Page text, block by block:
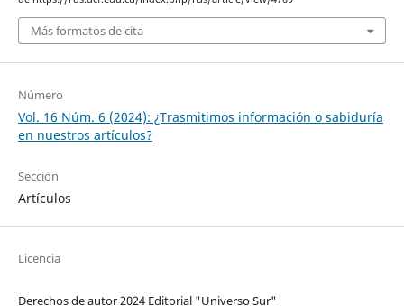
Más formatos de cita
Número
Vol. 16 Núm. 6 (2024): ¿Trasmitimos información o sabiduría
en nuestros artículos?
Sección
Artículos
Licencia
Derechos de autor 2024 Editorial "Universo Sur"